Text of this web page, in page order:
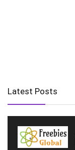
Latest Posts